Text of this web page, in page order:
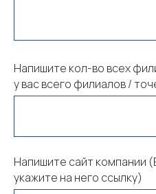
Напишите кол-во всех
у вас всего филиалов /
Напишите сайт компании
укажите на него ссылку)